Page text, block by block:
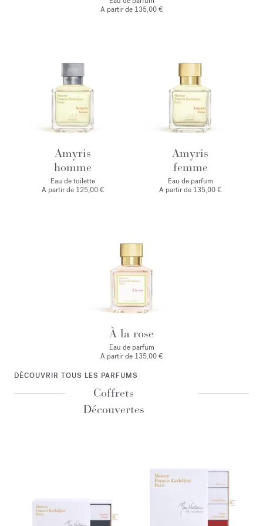
A partir de 135,00 €
Amyris
homme
Eau de toilette
A partir de 125,00 €
Amyris
femme
Eau de parfum
A partir de 135,00 €
À la rose
Eau de parfum
A partir de 135,00 €
DÉCOUVRIR TOUS LES PARFUMS
Coffrets
Découvertes